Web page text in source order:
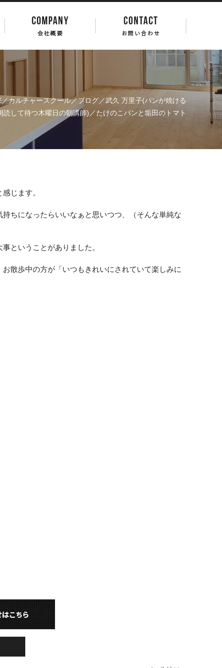
／カルチャースクール／ブログ／武久 万里子(パンが焼ける
読して待つ木曜日の朝講師) ／たけのこパンと垢田のトマト
じます。
ちになったらいいなぁと思いつつ、（そんな単純な
ということがありました。
散歩中の方が「いつもきれいにされていて楽しみに